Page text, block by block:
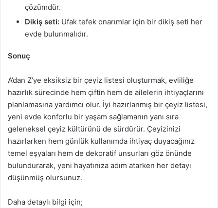
çözümdür.
Dikiş seti: Ufak tefek onarımlar için bir dikiş seti her
evde bulunmalıdır.
Sonuç
A’dan Z’ye eksiksiz bir çeyiz listesi oluşturmak, evliliğe
hazırlık sürecinde hem çiftin hem de ailelerin ihtiyaçlarını
planlamasına yardımcı olur. İyi hazırlanmış bir çeyiz listesi,
yeni evde konforlu bir yaşam sağlamanın yanı sıra
geleneksel çeyiz kültürünü de sürdürür. Çeyizinizi
hazırlarken hem günlük kullanımda ihtiyaç duyacağınız
temel eşyaları hem de dekoratif unsurları göz önünde
bulundurarak, yeni hayatınıza adım atarken her detayı
düşünmüş olursunuz.
Daha detaylı bilgi için;